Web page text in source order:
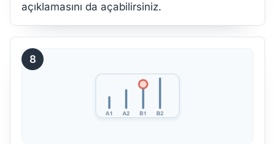
açıklamasını da açabilirsiniz.
8